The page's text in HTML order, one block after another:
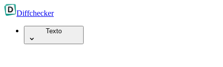
Diffchecker
Texto